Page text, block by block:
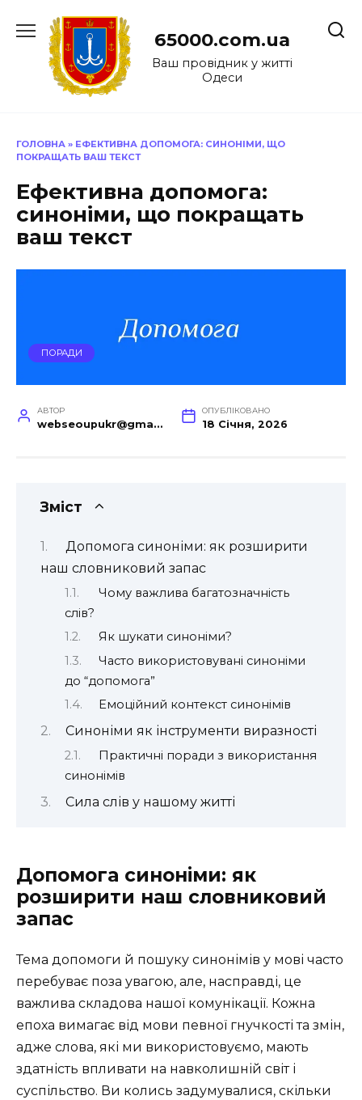
до
65000.com.ua
Ваш провідник у житті
Одеси
ГОЛОВНА » ЕФЕКТИВНА ДОПОМОГА: СИНОНІМИ, ЩО
ПОКРАЩАТЬ ВАШ ТЕКСТ
Ефективна допомога:
синоніми, що покращать
ваш текст
ПОРАДИ
АВТОР
webseoupukr@gmail.com
ОПУБЛІКОВАНО
18 Січня, 2026
Зміст
Допомога синоніми: як розширити
наш словниковий запас
Чому важлива багатозначність
слів?
Як шукати синоніми?
Часто використовувані синоніми
до “допомога”
Емоційний контекст синонімів
Синоніми як інструменти виразності
Практичні поради з використання
синонімів
Сила слів у нашому житті
Допомога синоніми: як
розширити наш словниковий
запас
Тема допомоги й пошуку синонімів у мові часто
перебуває поза увагою, але, насправді, це
важлива складова нашої комунікації. Кожна
епоха вимагає від мови певної гнучкості та змін,
адже слова, які ми використовуємо, мають
здатність впливати на навколишній світ і
суспільство. Ви колись задумувалися, скільки